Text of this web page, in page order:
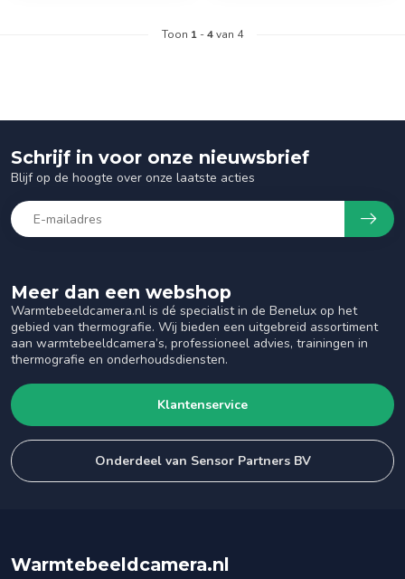
Toon 1 -4van 4
Meer dan een webshop
Warmtebeeldcamera.nl is dé specialist in de Benelux op het
gebied van thermografie. Wij bieden een uitgebreid assortiment
aan warmtebeeldcamera’s, professioneel advies, trainingen in
thermografie en onderhoudsdiensten.
Klantenservice
Onderdeel van Sensor Partners BV
Schrijf in voor onze nieuwsbrief
Blijf op de hoogte over onze laatste acties
Warmtebeeldcamera.nl